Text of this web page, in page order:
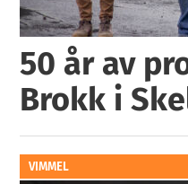
50 år av
Brokk i
VIMMEL